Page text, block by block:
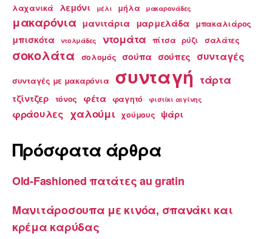
λαχανικά λεμόνι μέλι μήλα μακαρονάδες
μακαρόνια μανιτάρια μαρμελάδα μπακαλιάρος
μπισκότα ντολμάδες ντομάτα πίτσα ρύζι σαλάτες
σοκολάτα σολομός σούπα σούπες συνταγές
συνταγές με μακαρόνια συνταγή τάρτα
τζίντζερ τόνος φέτα φαγητό φιστίκι αιγίνης
φράουλες χαλούμι χούμους ψάρι
Πρόσφατα άρθρα
Old-Fashioned πατάτες au gratin
Μανιτάροσουπα με κινόα, σπανάκι και
κρέμα καρύδας